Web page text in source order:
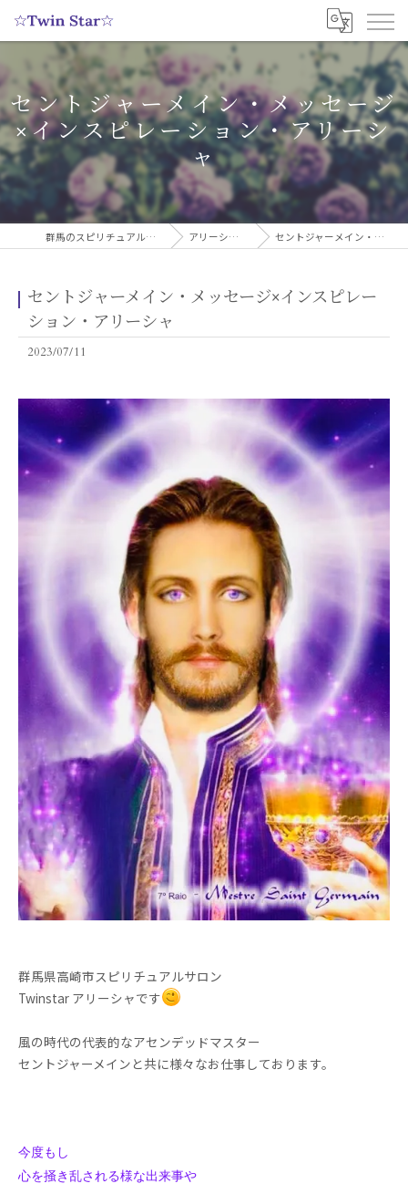
セントジャーメイン・メッセージ
×インスピレーション・アリーシ
ャ
群馬のスピリチュアルヒーリングサロンなら実績多数の☆Twin Star☆ アリーシャのスピリチュアルブログ セントジャーメイン・メッセージ×インスピレーション・アリーシャ
セントジャーメイン・メッセージ×インスピレー
ション・アリーシャ
2023/07/11
群馬県高崎市スピリチュアルサロン
Twinstar アリーシャです
風の時代の代表的なアセンデッドマスター
セントジャーメインと共に様々なお仕事しております。
今度もし
心を掻き乱される様な出来事や